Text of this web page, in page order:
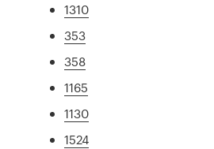
1310
353
358
1165
1130
1524